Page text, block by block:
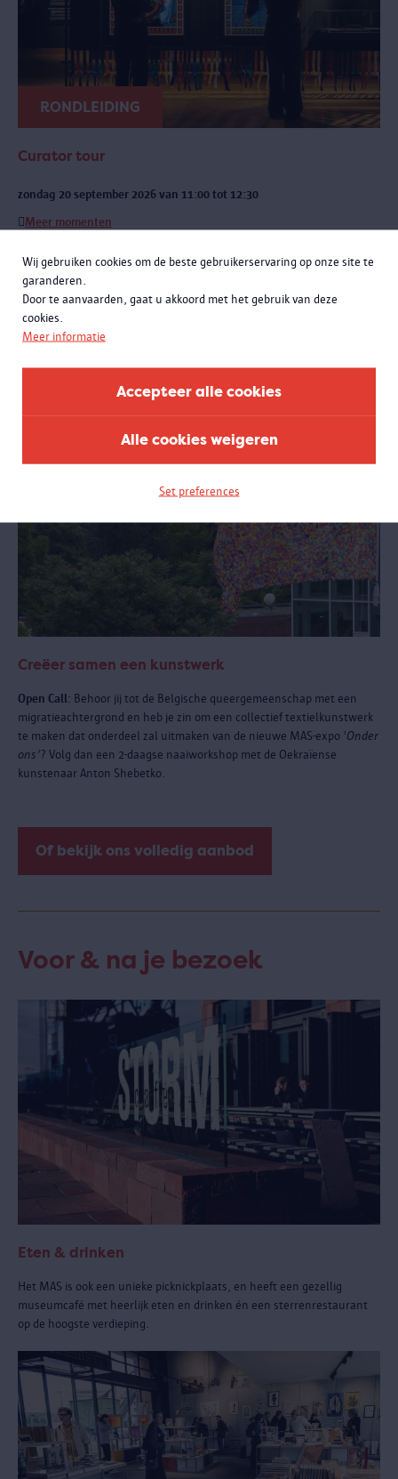
Wij gebruiken cookies om de beste gebruikerservaring op onze site te
garanderen.
Door te aanvaarden, gaat u akkoord met het gebruik van deze
cookies.
Meer informatie
Accepteer alle cookies
Alle cookies weigeren
Set preferences
RONDLEIDING
Curator tour
zondag 20 september 2026 van 11:00 tot 12:30
Meer momenten
Een exclusieve rondleiding met curatoren Rachid Atia en Roselyne
Francken. Je leert niet alleen de opmerkelijke verhalen achter de
objecten kennen, maar komt ook meer te weten over de bijzondere
samenwerking met het Antwerpse sportlandschap.
Creëer samen een kunstwerk
Open Call: Behoor jij tot de Belgische queergemeenschap met een
migratieachtergrond en heb je zin om een collectief textielkunstwerk
te maken dat onderdeel zal uitmaken van de nieuwe MAS-expo 'Onder
ons'? Volg dan een 2-daagse naaiworkshop met de Oekraïense
kunstenaar Anton Shebetko.
Of bekijk ons volledig aanbod
Voor & na je bezoek
Eten & drinken
Het MAS is ook een unieke picknickplaats, en heeft een gezellig
museumcafé met heerlijk eten en drinken én een sterrenrestaurant
op de hoogste verdieping.